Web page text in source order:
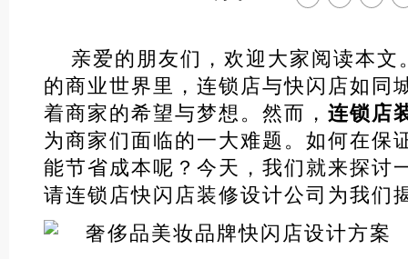
亲爱的朋友们，欢迎大家阅读本文
的商业世界里，连锁店与快闪店如同
着商家的希望与梦想。然而，连锁店
为商家们面临的一大难题。如何在保
能节省成本呢？今天，我们就来探讨
请连锁店快闪店装修设计公司为我们